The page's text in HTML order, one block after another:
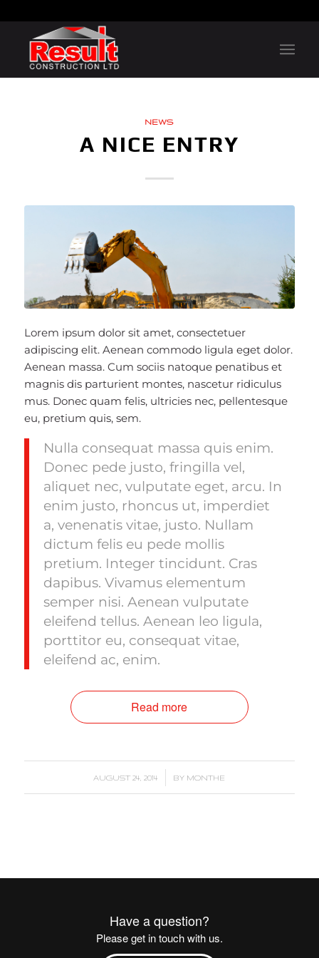
NEWS
A NICE ENTRY
Lorem ipsum dolor sit amet, consectetuer
adipiscing elit. Aenean commodo ligula eget dolor.
Aenean massa. Cum sociis natoque penatibus et
magnis dis parturient montes, nascetur ridiculus
mus. Donec quam felis, ultricies nec, pellentesque
eu, pretium quis, sem.
Nulla consequat massa quis enim.
Donec pede justo, fringilla vel,
aliquet nec, vulputate eget, arcu. In
enim justo, rhoncus ut, imperdiet
a, venenatis vitae, justo. Nullam
dictum felis eu pede mollis
pretium. Integer tincidunt. Cras
dapibus. Vivamus elementum
semper nisi. Aenean vulputate
eleifend tellus. Aenean leo ligula,
porttitor eu, consequat vitae,
eleifend ac, enim.
Read more
AUGUST 24, 2014
/ BY MONTHE
Have a question?
Please get in touch with us.